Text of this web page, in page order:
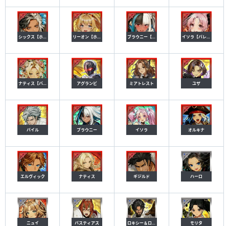
シックス【ホワイトデー】
ナティス【バレンタイン】 アグランビ ミアトレスト ユザ
バイル ブラウニー イソラ オルキナ
エルヴィック ナティス ギジルド ハーロ
ニュイ バスティアス モリタ